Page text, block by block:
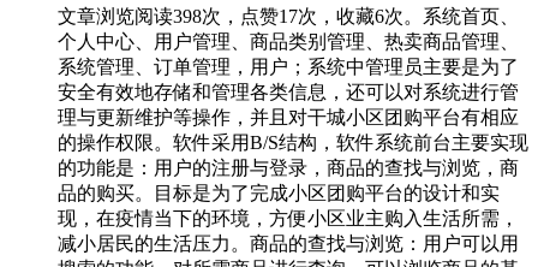
文章浏览阅读398次，点赞17次，收藏6次。系统首页、
个人中心、用户管理、商品类别管理、热卖商品管理、
系统管理、订单管理，用户；系统中管理员主要是为了
安全有效地存储和管理各类信息，还可以对系统进行管
理与更新维护等操作，并且对干城小区团购平台有相应
的操作权限。软件采用B/S结构，软件系统前台主要实现
的功能是：用户的注册与登录，商品的查找与浏览，商
品的购买。目标是为了完成小区团购平台的设计和实
现，在疫情当下的环境，方便小区业主购入生活所需，
减小居民的生活压力。商品的查找与浏览：用户可以用